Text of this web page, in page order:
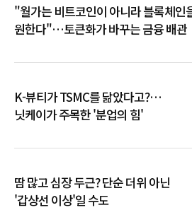
"월가는 비트코인이 아니라 블록체인
원한다"…토큰화가 바꾸는 금융 배관
K-뷰티가 TSMC를 닮았다고?…
닛케이가 주목한 '분업의 힘'
땀 많고 심장 두근? 단순 더위 아닌
'갑상선 이상'일 수도